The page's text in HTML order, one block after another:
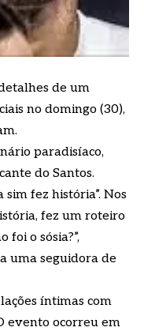
de um
no domingo (30),
paradisíaco,
do Santos.
fez história”. Nos
fez um roteiro
foi o sósia?”,
uma seguidora de
íntimas com
evento ocorreu em